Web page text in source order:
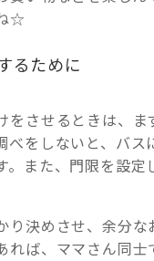
☆
るために
をさせるときは、
べをしないと、バ
。また、門限を設
り決めさせ、余分
れば、ママさん同